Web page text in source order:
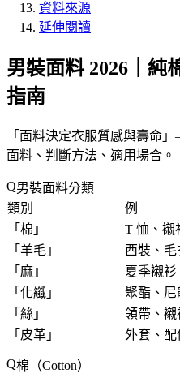
資料來源
延伸閱讀
男裝面料 2026｜純
指南
「 面料決定衣服質感與壽命
面料、判斷方法、適用場合。
男裝面料分類
類別
例
「 棉 」
T 恤、襯
「 羊毛 」
西裝、毛
「 麻 」
夏季襯
「 化纖 」
聚酯、尼
「 絲 」
領帶、襯
「 皮革 」 外套、配
棉（Cotton）